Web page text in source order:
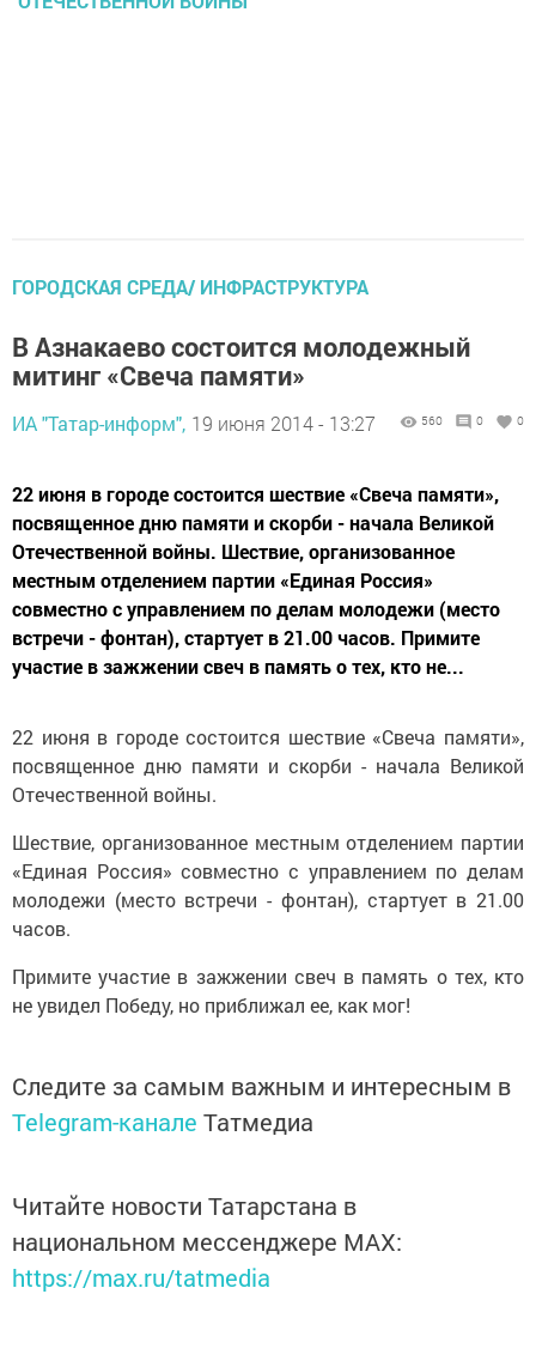
ГОРОДСКАЯ СРЕДА/ ИНФРАСТРУКТУРА
В Азнакаево состоится молодежный
митинг «Свеча памяти»
ИА "Татар-информ", 19 июня 2014 - 13:27 560 0 0
22 июня в городе состоится шествие «Свеча памяти»,
посвященное дню памяти и скорби - начала Великой
Отечественной войны. Шествие, организованное
местным отделением партии «Единая Россия»
совместно с управлением по делам молодежи (место
встречи - фонтан), стартует в 21.00 часов. Примите
участие в зажжении свеч в память о тех, кто не...
22 июня в городе состоится шествие «Свеча памяти»,
посвященное дню памяти и скорби - начала Великой
Отечественной войны.
Шествие, организованное местным отделением партии
«Единая Россия» совместно с управлением по делам
молодежи (место встречи - фонтан), стартует в 21.00
часов.
Примите участие в зажжении свеч в память о тех, кто
не увидел Победу, но приближал ее, как мог!
Следите за самым важным и интересным в
Telegram-канале Татмедиа
Читайте новости Татарстана в
национальном мессенджере MАХ:
https://max.ru/tatmedia